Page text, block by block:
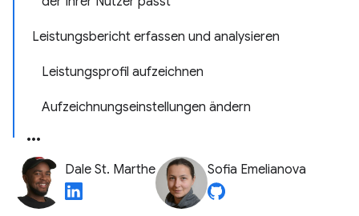
Leistungsbericht erfassen und analysieren
Leistungsprofil aufzeichnen
Aufzeichnungseinstellungen ändern
Dale St. Marthe Sofia Emelianova